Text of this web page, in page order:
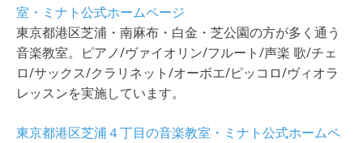
室・ミナト公式ホームページ
東京都港区芝浦・南麻布・白金・芝公園の方が多く通う
音楽教室。ピアノ/ヴァイオリン/フルート/声楽 歌/チェ
ロ/サックス/クラリネット/オーボエ/ピッコロ/ヴィオラ
レッスンを実施しています。
東京都港区芝浦４丁目の音楽教室・ミナト公式ホームペ